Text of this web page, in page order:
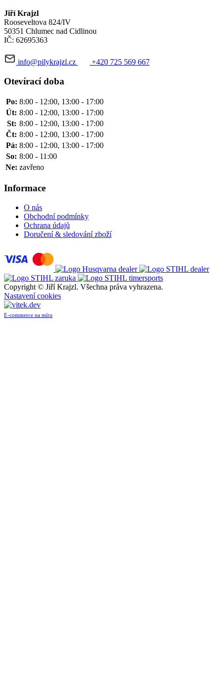
Jiří Krajzl
Rooseveltova 824/IV
50351 Chlumec nad Cidlinou
IČ: 62695363
info@pilykrajzl.cz +420 725 569 667
Otevírací doba
Po: 8:00 - 12:00, 13:00 - 17:00
Út: 8:00 - 12:00, 13:00 - 17:00
St: 8:00 - 12:00, 13:00 - 17:00
Čt: 8:00 - 12:00, 13:00 - 17:00
Pá: 8:00 - 12:00, 13:00 - 17:00
So: 8:00 - 11:00
Ne: zavřeno
Informace
O nás
Obchodní podmínky
Ochrana údajů
Doručení & sledování zboží
Copyright © Jiří Krajzl. Všechna práva vyhrazena.
Nastavení cookies
E-commerce na míru